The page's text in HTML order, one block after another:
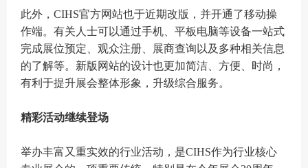
此外，CIHS官方网站也于近期改版，并开通了移动操
作端。有关人士可以通过手机、平板电脑等设备一站式
完成展位预定、观众注册、展商查询以及多种相关信息
的了解等。新版网站的设计也更加简洁、方便、时尚，
有利于提升展会整体形象，升级综合服务。
精彩活动继续登场
举办丰富又重实效的行业活动，是CIHS作为行业核心